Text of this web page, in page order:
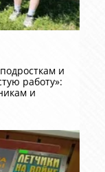
и
работу»:
и